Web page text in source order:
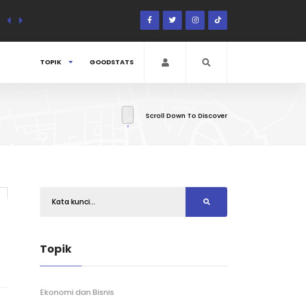
TOPIK GOODSTATS
Scroll Down To Discover
Topik
Ekonomi dan Bisnis